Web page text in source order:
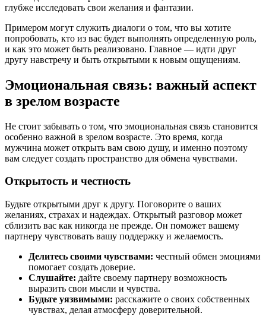
глубже исследовать свои желания и фантазии.
Примером могут служить диалоги о том, что вы хотите
попробовать, кто из вас будет выполнять определенную роль,
и как это может быть реализовано. Главное — идти друг
другу навстречу и быть открытыми к новым ощущениям.
Эмоциональная связь: важный аспект
в зрелом возрасте
Не стоит забывать о том, что эмоциональная связь становится
особенно важной в зрелом возрасте. Это время, когда
мужчина может открыть вам свою душу, и именно поэтому
вам следует создать пространство для обмена чувствами.
Открытость и честность
Будьте открытыми друг к другу. Поговорите о ваших
желаниях, страхах и надеждах. Открытый разговор может
сблизить вас как никогда не прежде. Он поможет вашему
партнеру чувствовать вашу поддержку и желаемость.
Делитесь своими чувствами: честный обмен эмоциями
помогает создать доверие.
Слушайте: дайте своему партнеру возможность
выразить свои мысли и чувства.
Будьте уязвимыми: расскажите о своих собственных
чувствах, делая атмосферу доверительной.